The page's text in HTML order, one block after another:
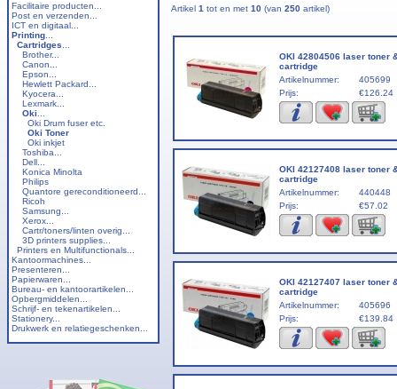
Facilitaire producten...
Post en verzenden...
ICT en digitaal...
Printing
Cartridges
Brother...
Canon...
Epson...
Hewlett Packard...
Kyocera...
Lexmark...
Oki
Oki Drum fuser etc.
Oki Toner
Oki inkjet
Toshiba...
Dell...
Konica Minolta
Philips
Quantore gereconditioneerd...
Ricoh
Samsung...
Xerox...
Cartr/toners/linten overig...
3D printers supplies...
Printers en Multifunctionals...
Kantoormachines...
Presenteren...
Papierwaren...
Bureau- en kantoorartikelen...
Opbergmiddelen...
Schrijf- en tekenartikelen...
Stationery...
Drukwerk en relatiegeschenken...
Artikel 1 tot en met 10 (van 250 artikel)
OKI 42804506 laser toner
cartridge
Artikelnummer:
405699
Prijs:
€126.24
OKI 42127408 laser toner
cartridge
Artikelnummer:
440448
Prijs:
€57.02
OKI 42127407 laser toner
cartridge
Artikelnummer:
405696
Prijs:
€139.84